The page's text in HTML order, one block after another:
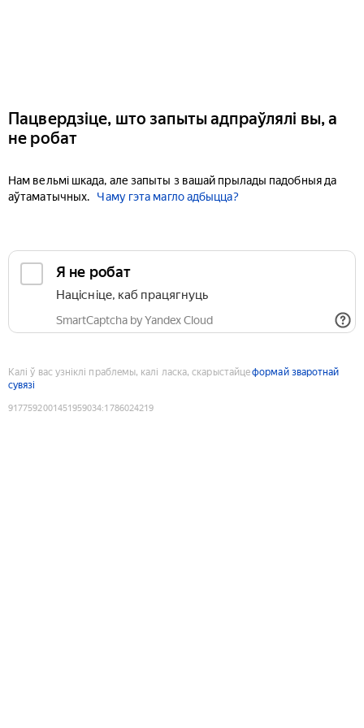
Пацвердзіце, што запыты адпраўлялі вы, а
не робат
Нам вельмі шкада, але запыты з вашай прылады падобныя да
аўтаматычных.
Чаму гэта магло адбыцца?
Я не робат
Націсніце, каб працягнуць
SmartCaptcha by Yandex Cloud
Калі ў вас узніклі праблемы, калі ласка, скарыстайцеформай зваротнай
сувязі
9177592001451959034:1786024219